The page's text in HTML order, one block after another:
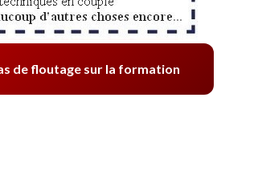
de floutage sur la formation